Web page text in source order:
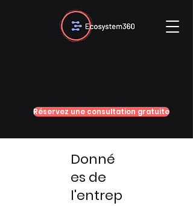
Réservez une consultation gratuite
Donné
es de
l'entrep